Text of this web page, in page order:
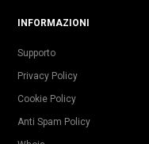
INFORMAZIONI
Supporto
Privacy Policy
Cookie Policy
Anti Spam Policy